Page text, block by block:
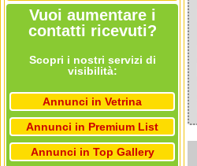
Vuoi aumentare i
contatti ricevuti?
Scopri i nostri servizi di
visibilità:
Annunci in Vetrina
Annunci in Premium List
Annunci in Top Gallery